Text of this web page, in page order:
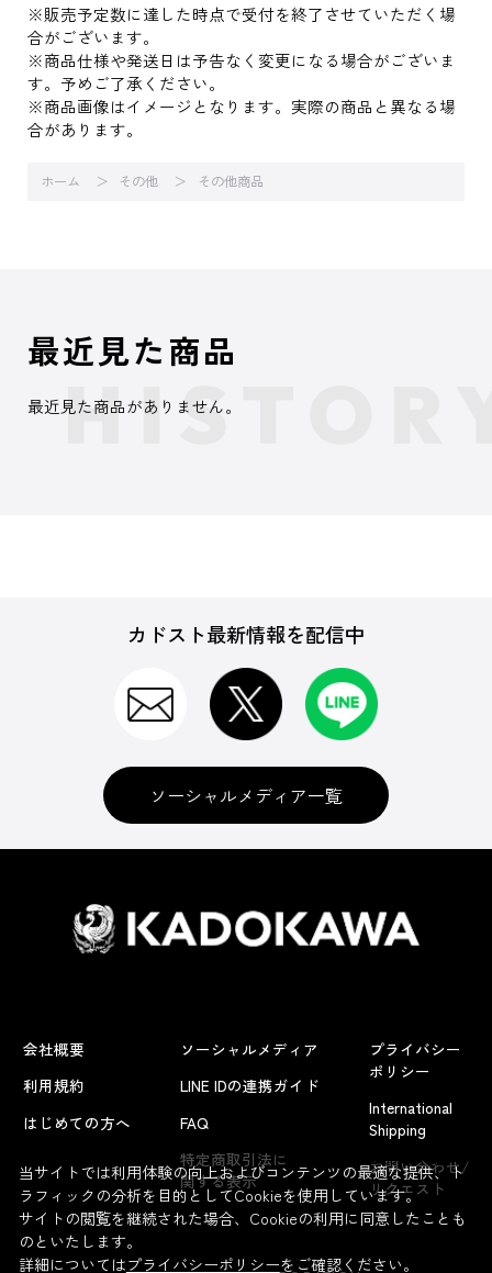
※販売予定数に達した時点で受付を終了させていただく場
合がございます。
※商品仕様や発送日は予告なく変更になる場合がございま
す。予めご了承ください。
※商品画像はイメージとなります。実際の商品と異なる場
合があります。
ホーム その他 その他商品
よくあるお問い合わせ
最近見た商品
最近見た商品がありません。
カドスト最新情報を配信中
ソーシャルメディア一覧
会社概要
利用規約
はじめての方へ
ソーシャルメディア
LINE IDの連携ガイド
FAQ
特定商取引法に
関する表示
プライバシー
ポリシー
International
Shipping
お問い合わせ/
リクエスト
当サイトでは利用体験の向上およびコンテンツの最適な提供、ト
ラフィックの分析を目的としてCookieを使用しています。
サイトの閲覧を継続された場合、Cookieの利用に同意したことも
のといたします。
詳細についてはプライバシーポリシーをご確認ください。